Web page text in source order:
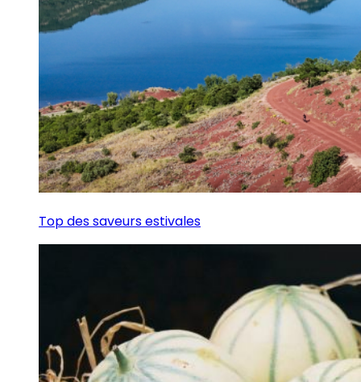
Top des saveurs estivales